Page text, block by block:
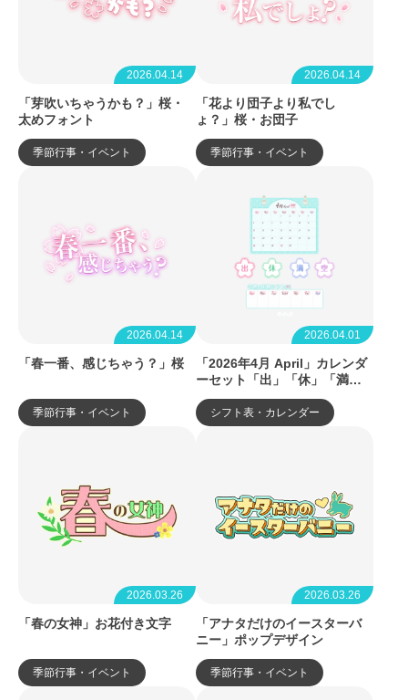
2026.04.14
「芽吹いちゃうかも？」桜・
太めフォント
季節行事・イベント
2026.04.14
「花より団子より私でし
ょ？」桜・お団子
季節行事・イベント
2026.04.14
「春一番、感じちゃう？」桜
季節行事・イベント
2026.04.01
「2026年4月 April」カレンダ
ーセット「出」「休」「満」
「空」「今週のシフト」
シフト表・カレンダー
2026.03.26
「春の女神」お花付き文字
季節行事・イベント
2026.03.26
「アナタだけのイースターバ
ニー」ポップデザイン
季節行事・イベント